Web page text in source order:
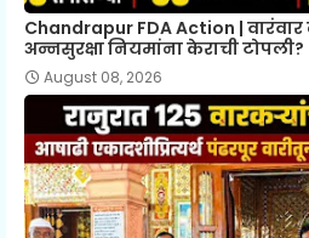
Chandrapur FDA Action |
अन्नसुरक्षा नियमांना केराची टोपली?
August 08, 2026